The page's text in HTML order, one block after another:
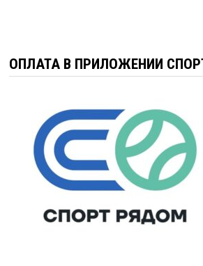
ОПЛАТА В ПРИЛОЖЕНИИ